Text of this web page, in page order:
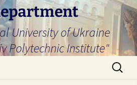
University of Ukraine
Polytechnic Institute"
Search
for: